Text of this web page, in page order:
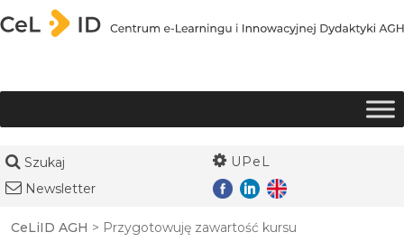
Przejdź do treści
Szukaj
UPeL
Newsletter
CeLiID AGH > Przygotowuję zawartość kursu